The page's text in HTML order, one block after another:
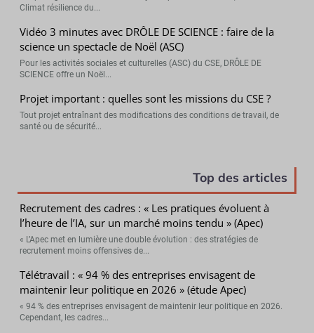
Climat résilience du...
Vidéo 3 minutes avec DRÔLE DE SCIENCE : faire de la
science un spectacle de Noël (ASC)
Pour les activités sociales et culturelles (ASC) du CSE, DRÔLE DE
SCIENCE offre un Noël...
Projet important : quelles sont les missions du CSE ?
Tout projet entraînant des modifications des conditions de travail, de
santé ou de sécurité...
Top des articles
Recrutement des cadres : « Les pratiques évoluent à
l’heure de l’IA, sur un marché moins tendu » (Apec)
« L’Apec met en lumière une double évolution : des stratégies de
recrutement moins offensives de...
Télétravail : « 94 % des entreprises envisagent de
maintenir leur politique en 2026 » (étude Apec)
« 94 % des entreprises envisagent de maintenir leur politique en 2026.
Cependant, les cadres...